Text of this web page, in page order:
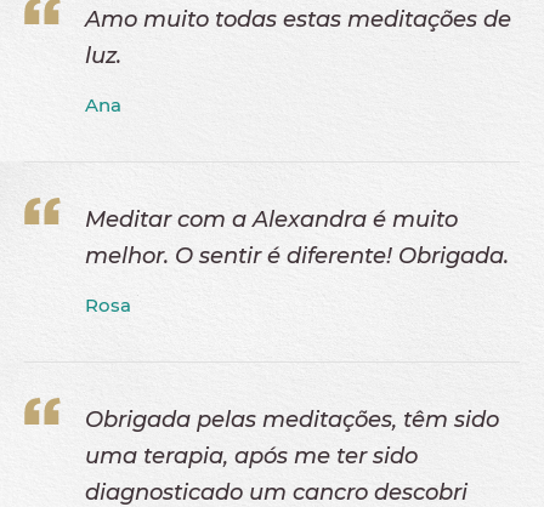
Amo muito todas estas meditações de
luz.
Ana
Meditar com a Alexandra é muito
melhor. O sentir é diferente! Obrigada.
Rosa
Obrigada pelas meditações, têm sido
uma terapia, após me ter sido
diagnosticado um cancro descobri